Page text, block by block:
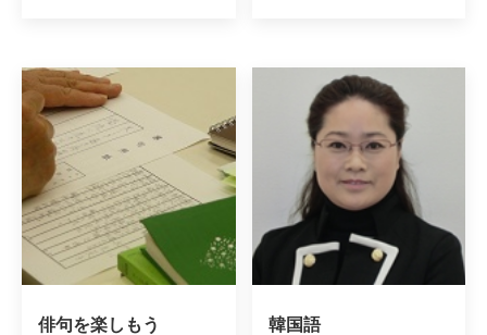
俳句を楽しもう
韓国語